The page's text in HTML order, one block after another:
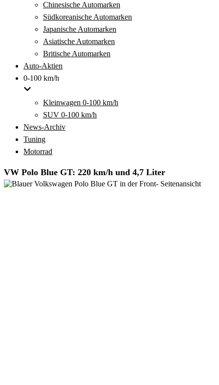
Chinesische Automarken
Südkoreanische Automarken
Japanische Automarken
Asiatische Automarken
Britische Automarken
Auto-Aktien
0-100 km/h
Kleinwagen 0-100 km/h
SUV 0-100 km/h
News-Archiv
Tuning
Motorrad
VW Polo Blue GT: 220 km/h und 4,7 Liter